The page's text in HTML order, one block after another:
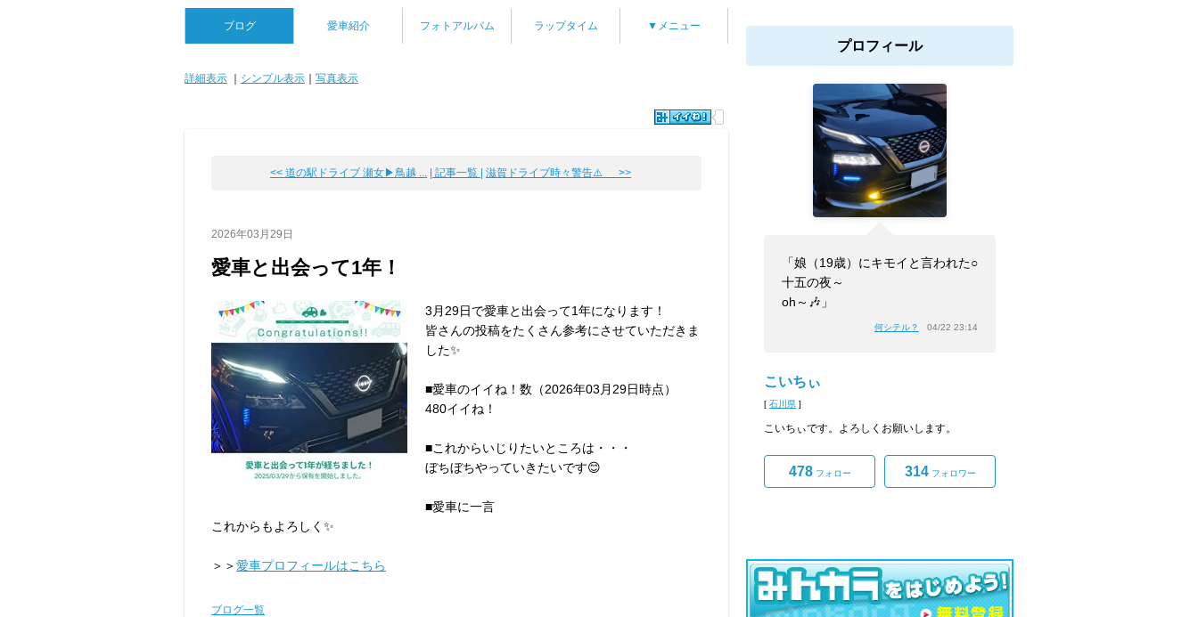
ブログ 愛車紹介 フォトアルバム ラップタイム ▼メニュー
詳細表示 シンプル表示 写真表示
<< 道の駅ドライブ 瀬女▶鳥越 ... | 記事一覧 | 滋賀ドライブ時々警告⚠️ >>
2026年03月29日
愛車と出会って1年！
3月29日で愛車と出会って1年になります！
皆さんの投稿をたくさん参考にさせていただきま
した✨
■愛車のイイね！数（2026年03月29日時点）
480イイね！
■これからいじりたいところは・・・
ぼちぼちやっていきたいです😊
■愛車に一言
これからもよろしく✨
＞＞愛車プロフィールはこちら
ブログ一覧
プロフィール
「娘（19歳）にキモイと言われた○
十五の夜～
oh～🎶」
何シテル？ 04/22 23:14
こいちぃ
[ 石川県 ]
こいちぃです。よろしくお願いします。
478フォロー 314フォロワー